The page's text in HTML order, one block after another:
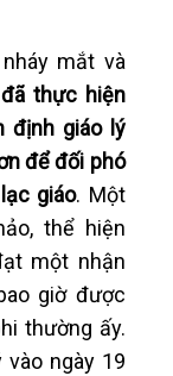
mắt và
thực hiện
định giáo lý
để đối phó
giáo. Một
thể hiện
một nhận
giờ được
thường ấy.
ngày 19